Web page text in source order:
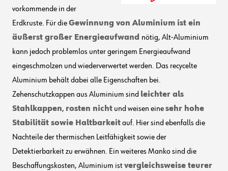
vorkommende in der
Erdkruste. Für dieGewinnung von Aluminium ist ein
äußerst großer Energieaufwand nötig, Alt-Aluminium
kann jedoch problemlos unter geringem Energieaufwand
eingeschmolzen und wiederverwertet werden. Das recycelte
Aluminium behält dabei alle Eigenschaften bei.
Zehenschutzkappen aus Aluminium sind leichter als
Stahlkappen, rosten nicht und weisen einesehr hohe
Stabilität sowie Haltbarkeitauf. Hier sind ebenfalls die
Nachteile der thermischen Leitfähigkeit sowie der
Detektierbarkeit zu erwähnen. Ein weiteres Manko sind die
Beschaffungskosten, Aluminium istvergleichsweise teurer